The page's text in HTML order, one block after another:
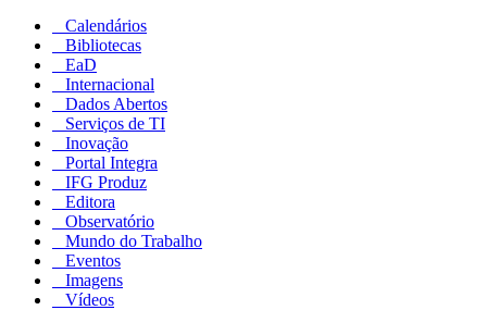
Calendários
Bibliotecas
EaD
Internacional
Dados Abertos
Serviços de TI
Inovação
Portal Integra
IFG Produz
Editora
Observatório
Mundo do Trabalho
Eventos
Imagens
Vídeos